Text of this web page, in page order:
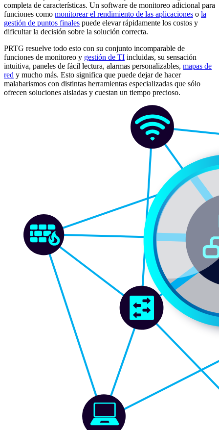
completa de características. Un software de monitoreo adicional para
funciones como monitorear el rendimiento de las aplicaciones o la
gestión de puntos finales puede elevar rápidamente los costos y
dificultar la decisión sobre la solución correcta.
PRTG resuelve todo esto con su conjunto incomparable de
funciones de monitoreo y gestión de TI incluidas, su sensación
intuitiva, paneles de fácil lectura, alarmas personalizables, mapas de
red y mucho más. Esto significa que puede dejar de hacer
malabarismos con distintas herramientas especializadas que sólo
ofrecen soluciones aisladas y cuestan un tiempo precioso.